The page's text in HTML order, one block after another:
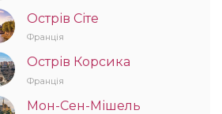
Острів Сіте
Франція
Острів Корсика
Франція
Мон-Сен-Мішель